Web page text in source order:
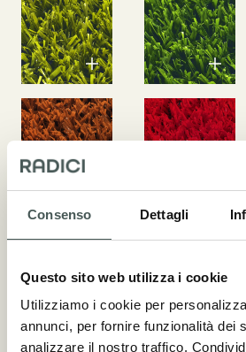
Consenso Dettagli
Questo sito web utilizza i cookie
Utilizziamo i cookie per
annunci, per fornire funzionalità dei
analizzare il nostro traffico.